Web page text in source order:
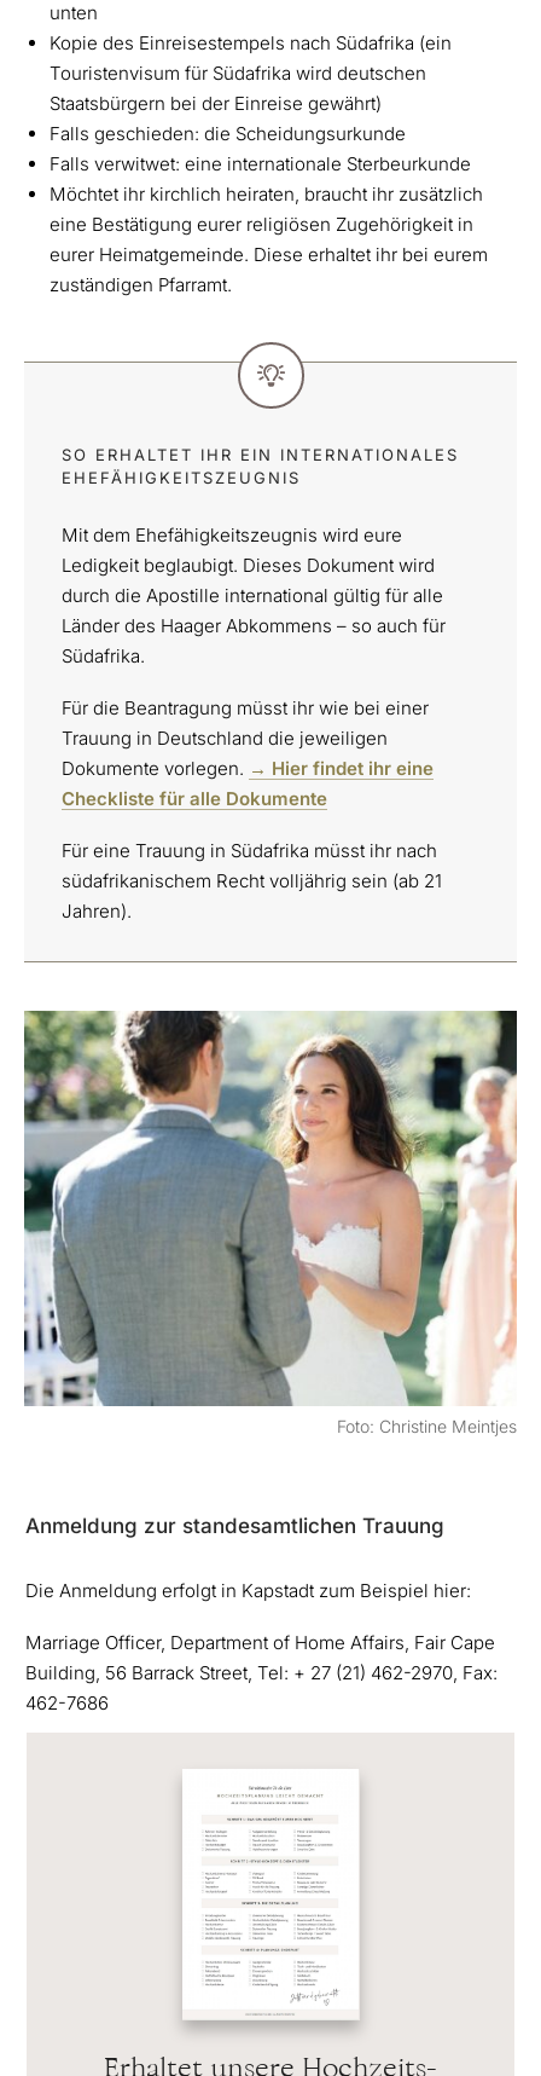
unten
Kopie des Einreisestempels nach Südafrika (ein
Touristenvisum für Südafrika wird deutschen
Staatsbürgern bei der Einreise gewährt)
Falls geschieden: die Scheidungsurkunde
Falls verwitwet: eine internationale Sterbeurkunde
Möchtet ihr kirchlich heiraten, braucht ihr zusätzlich
eine Bestätigung eurer religiösen Zugehörigkeit in
eurer Heimatgemeinde. Diese erhaltet ihr bei eurem
zuständigen Pfarramt.
SO ERHALTET IHR EIN INTERNATIONALES
EHEFÄHIGKEITSZEUGNIS
Mit dem Ehefähigkeitszeugnis wird eure
Ledigkeit beglaubigt. Dieses Dokument wird
durch die Apostille international gültig für alle
Länder des Haager Abkommens – so auch für
Südafrika.
Für die Beantragung müsst ihr wie bei einer
Trauung in Deutschland die jeweiligen
Dokumente vorlegen. → Hier findet ihr eine
Checkliste für alle Dokumente
Für eine Trauung in Südafrika müsst ihr nach
südafrikanischem Recht volljährig sein (ab 21
Jahren).
Foto: Christine Meintjes
Anmeldung zur standesamtlichen Trauung
Die Anmeldung erfolgt in Kapstadt zum Beispiel hier:
Marriage Officer, Department of Home Affairs, Fair Cape
Building, 56 Barrack Street, Tel: + 27 (21) 462-2970, Fax:
462-7686